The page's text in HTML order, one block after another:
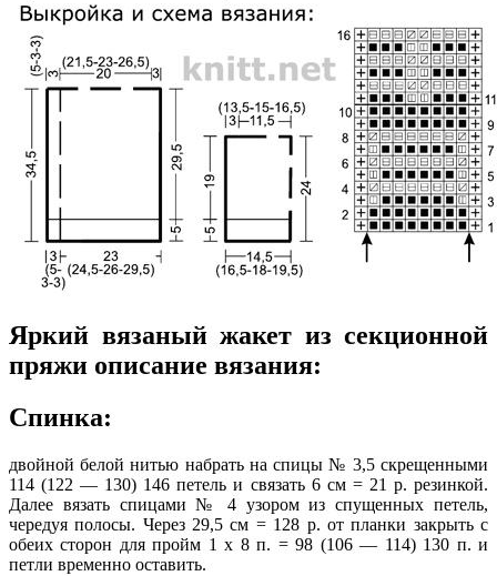
Яркий вязаный жакет из секционной
пряжи описание вязания:
Спинка:
двойной белой нитью набрать на спицы № 3,5 скрещенными
114 (122 — 130) 146 петель и связать 6 см = 21 р. резинкой.
Далее вязать спицами № 4 узором из спущенных петель,
чередуя полосы. Через 29,5 см = 128 р. от планки закрыть с
обеих сторон для пройм 1 х 8 п. = 98 (106 — 114) 130 п. и
петли временно оставить.